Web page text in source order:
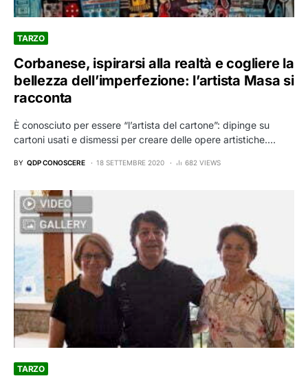
TARZO
Corbanese, ispirarsi alla realtà e cogliere la
bellezza dell’imperfezione: l’artista Masa si
racconta
È conosciuto per essere “l’artista del cartone”: dipinge su
cartoni usati e dismessi per creare delle opere artistiche.…
BY QDP CONOSCERE 18 SETTEMBRE 2020 682 VIEWS
TARZO